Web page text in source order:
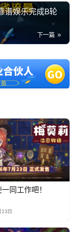
谱娱乐完成B轮
下一篇
同工作吧！
日